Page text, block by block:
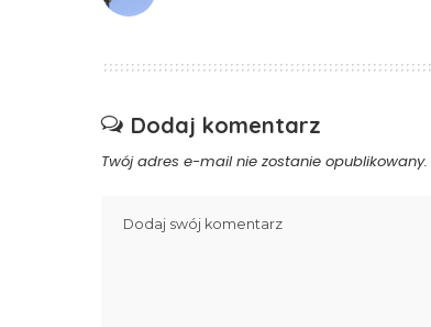
Dodaj komentarz
Twój adres e-mail nie zostanie opublikowany.